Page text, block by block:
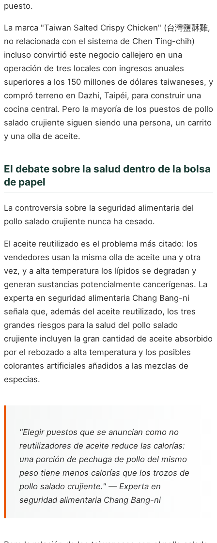
puesto.
La marca "Taiwan Salted Crispy Chicken" (台灣鹽酥雞,
no relacionada con el sistema de Chen Ting-chih)
incluso convirtió este negocio callejero en una
operación de tres locales con ingresos anuales
superiores a los 150 millones de dólares taiwaneses, y
compró terreno en Dazhi, Taipéi, para construir una
cocina central. Pero la mayoría de los puestos de pollo
salado crujiente siguen siendo una persona, un carrito
y una olla de aceite.
El debate sobre la salud dentro de la bolsa
de papel
La controversia sobre la seguridad alimentaria del
pollo salado crujiente nunca ha cesado.
El aceite reutilizado es el problema más citado: los
vendedores usan la misma olla de aceite una y otra
vez, y a alta temperatura los lípidos se degradan y
generan sustancias potencialmente cancerígenas. La
experta en seguridad alimentaria Chang Bang-ni
señala que, además del aceite reutilizado, los tres
grandes riesgos para la salud del pollo salado
crujiente incluyen la gran cantidad de aceite absorbido
por el rebozado a alta temperatura y los posibles
colorantes artificiales añadidos a las mezclas de
especias.
"Elegir puestos que se anuncian como no
reutilizadores de aceite reduce las calorías:
una porción de pechuga de pollo del mismo
peso tiene menos calorías que los trozos de
pollo salado crujiente." — Experta en
seguridad alimentaria Chang Bang-ni